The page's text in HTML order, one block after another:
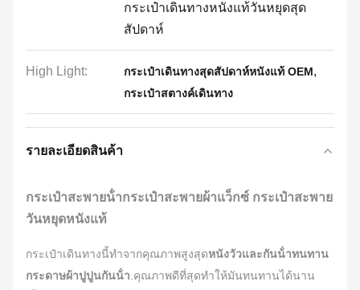
กระเป๋าเดินทางหนังแท้วันหยุดสุด
สัปดาห์
High Light: กระเป๋าเดินทางสุดสัปดาห์หนังแท้ OEM,
กระเป๋าสตางค์เดินทาง
รายละเอียดสินค้า
กระเป๋าสะพายน้ํากระเป๋าสะพายผ้าแว็กซ์ กระเป๋าสะพาย
วันหยุดหนังแท้
กระเป๋าเดินทางนี้ทําจากคุณภาพสูงสุดหนังวัวและกันน้ําทนทาน
กระดาษผ้าปูปูนกันน้ํา คุณภาพดีที่สุดทําให้มันทนทานได้นาน